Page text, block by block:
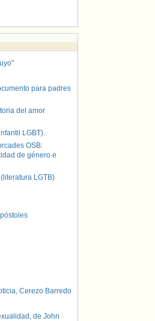
para padres
del amor
LGBT).
OSB:
de género e
LGTB)
Cerezo Barredo
de John